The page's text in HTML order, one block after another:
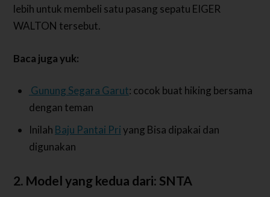
lebih untuk membeli satu pasang sepatu EIGER
WALTON tersebut.
Baca juga yuk:
Gunung Segara Garut: cocok buat hiking bersama
dengan teman
Inilah Baju Pantai Priyang Bisa dipakai dan
digunakan
2. Model yang kedua dari: SNTA